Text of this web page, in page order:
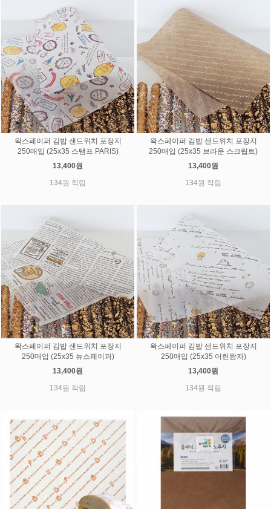
왁스페이퍼 김밥 샌드위치 포장지
250매입 (25x35 스탬프 PARIS)
13,400원
134원 적립
왁스페이퍼 김밥 샌드위치 포장지
250매입 (25x35 브라운 스크립트)
13,400원
134원 적립
왁스페이퍼 김밥 샌드위치 포장지
250매입 (25x35 뉴스페이퍼)
13,400원
134원 적립
왁스페이퍼 김밥 샌드위치 포장지
250매입 (25x35 어린왕자)
13,400원
134원 적립